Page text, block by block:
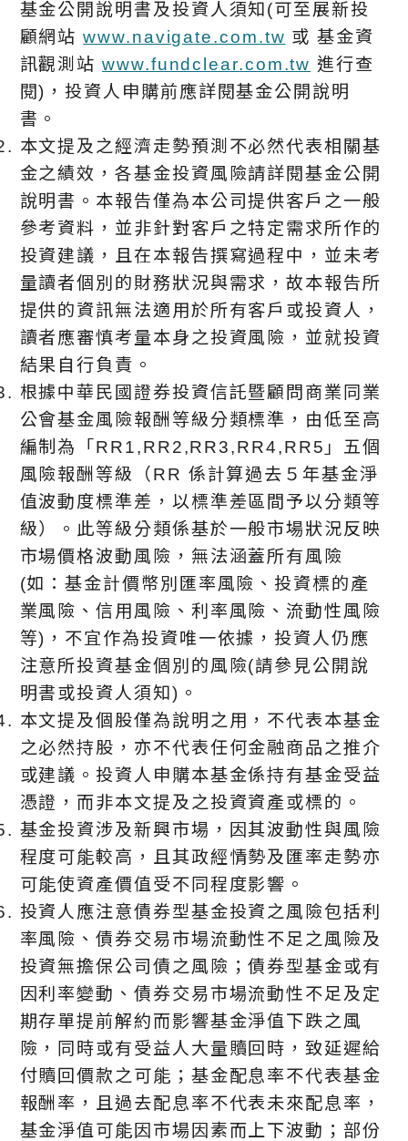
基金公開說明書及投資人須知(可至展新投
顧網站www.navigate.com.tw 或 基金資
訊觀測站www.fundclear.com.tw 進行查
閱)，投資人申購前應詳閱基金公開說明
書。
本文提及之經濟走勢預測不必然代表相關基
金之績效，各基金投資風險請詳閱基金公開
說明書。本報告僅為本公司提供客戶之一般
參考資料，並非針對客戶之特定需求所作的
投資建議，且在本報告撰寫過程中，並未考
量讀者個別的財務狀況與需求，故本報告所
提供的資訊無法適用於所有客戶或投資人，
讀者應審慎考量本身之投資風險，並就投資
結果自行負責。
根據中華⺠國證券投資信託暨顧問商業同業
公會基金風險報酬等級分類標準，由低至高
編制為「RR1,RR2,RR3,RR4,RR5」五個
風險報酬等級（RR 係計算過去５年基金淨
值波動度標準差，以標準差區間予以分類等
級）。此等級分類係基於⼀般市場狀況反映
市場價格波動風險，無法涵蓋所有風險
(如：基金計價幣別匯率風險、投資標的產
業風險、信用風險、利率風險、流動性風險
等)，不宜作為投資唯⼀依據，投資人仍應
注意所投資基金個別的風險(請參見公開說
明書或投資人須知)。
本文提及個股僅為說明之用，不代表本基金
之必然持股，亦不代表任何金融商品之推介
或建議。投資人申購本基金係持有基金受益
憑證，而非本文提及之投資資產或標的。
基金投資涉及新興市場，因其波動性與風險
程度可能較高，且其政經情勢及匯率走勢亦
可能使資產價值受不同程度影響。
投資人應注意債券型基金投資之風險包括利
率風險、債券交易市場流動性不足之風險及
投資無擔保公司債之風險；債券型基金或有
因利率變動、債券交易市場流動性不足及定
期存單提前解約而影響基金淨值下跌之風
險，同時或有受益人大量贖回時，致延遲給
付贖回價款之可能；基金配息率不代表基金
報酬率，且過去配息率不代表未來配息率，
基金淨值可能因市場因素而上下波動；部份